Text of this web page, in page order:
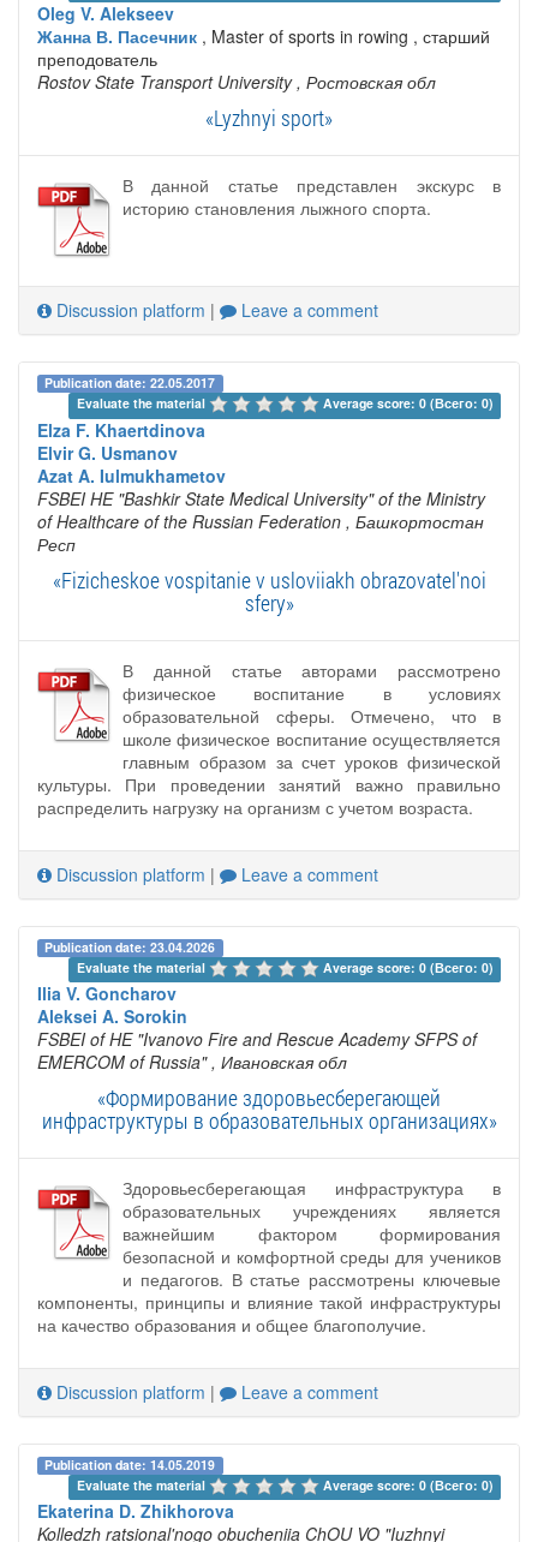
Oleg V. Alekseev
Жанна В. Пасечник , Master of sports in rowing , старший
преподователь
Rostov State Transport University , Ростовская обл
«Lyzhnyi sport»
В данной статье представлен экскурс в
историю становления лыжного спорта.
Discussion platform | Leave a comment
Publication date: 22.05.2017
Evaluate the material
Average score: 0 (Всего: 0)
Elza F. Khaertdinova
Elvir G. Usmanov
Azat A. Iulmukhametov
FSBEI HE "Bashkir State Medical University" of the Ministry
of Healthcare of the Russian Federation , Башкортостан
Респ
«Fizicheskoe vospitanie v usloviiakh obrazovatel'noi
sfery»
В данной статье авторами рассмотрено
физическое воспитание в условиях
образовательной сферы. Отмечено, что в
школе физическое воспитание осуществляется
главным образом за счет уроков физической
культуры. При проведении занятий важно правильно
распределить нагрузку на организм с учетом возраста.
Discussion platform | Leave a comment
Publication date: 23.04.2026
Evaluate the material
Average score: 0 (Всего: 0)
Ilia V. Goncharov
Aleksei A. Sorokin
FSBEI of HE "Ivanovo Fire and Rescue Academy SFPS of
EMERCOM of Russia" , Ивановская обл
«Формирование здоровьесберегающей
инфраструктуры в образовательных организациях»
Здоровьесберегающая инфраструктура в
образовательных учреждениях является
важнейшим фактором формирования
безопасной и комфортной среды для учеников
и педагогов. В статье рассмотрены ключевые
компоненты, принципы и влияние такой инфраструктуры
на качество образования и общее благополучие.
Discussion platform | Leave a comment
Publication date: 14.05.2019
Evaluate the material
Average score: 0 (Всего: 0)
Ekaterina D. Zhikhorova
Kolledzh ratsional'nogo obucheniia ChOU VO "Iuzhnyi